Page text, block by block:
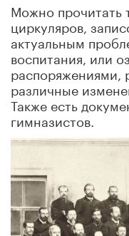
Можно прочитать
циркуляров,
актуальным
воспитания, или
различные
Также есть
гимназистов.